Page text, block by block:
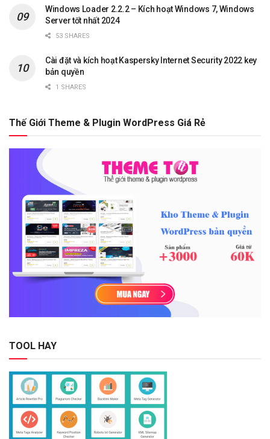
Windows Loader 2.2.2 – Kích hoạt Windows 7, Windows
Server tốt nhất 2024
53 SHARES
Cài đặt và kích hoạt Kaspersky Internet Security 2022 key
bản quyền
1 SHARES
Thế Giới Theme & Plugin WordPress Giá Rẻ
TOOL HAY